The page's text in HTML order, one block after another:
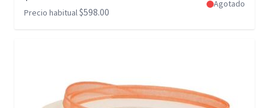
Precio habitual$598.00
Agotado